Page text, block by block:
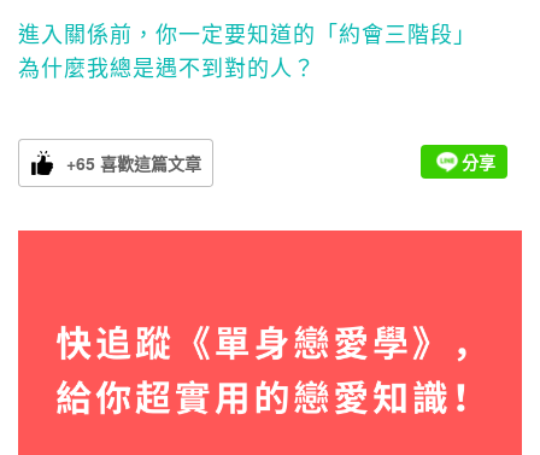
進入關係前，你一定要知道的「約會三階段」
為什麼我總是遇不到對的人？
+65 喜歡這篇文章 分享